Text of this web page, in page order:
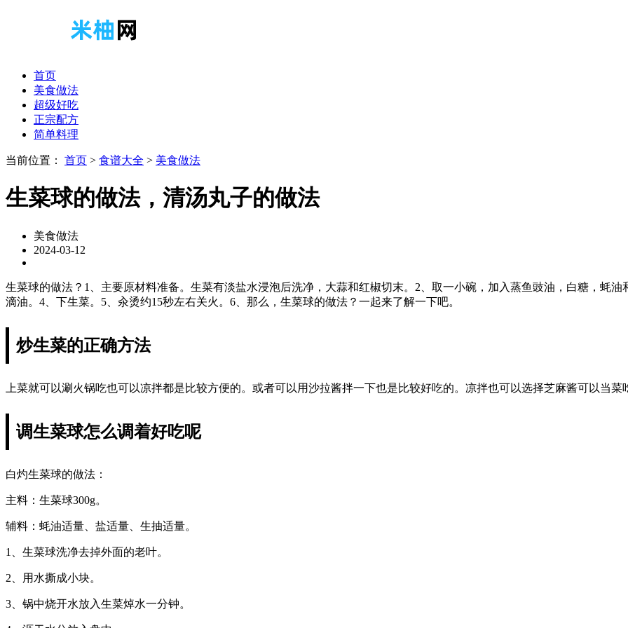
首页
美食做法
超级好吃
正宗配方
简单料理
当前位置： 首页 > 食谱大全 > 美食做法
生菜球的做法，清汤丸子的做法
美食做法
2024-03-12
生菜球的做法？1、主要原材料准备。生菜有淡盐水浸泡后洗净，大蒜和红椒切末。2、取一小碗，加入蒸鱼豉油，白糖，蚝
滴油。4、下生菜。5、汆烫约15秒左右关火。6、那么，生菜球的做法？一起来了解一下吧。
炒生菜的正确方法
上菜就可以涮火锅吃也可以凉拌都是比较方便的。或者可以用沙拉酱拌一下也是比较好吃的。凉拌也可以选择芝麻酱可以当菜
调生菜球怎么调着好吃呢
白灼生菜球的做法：
主料：生菜球300g。
辅料：蚝油适量、盐适量、生抽适量。
1、生菜球洗净去掉外面的老叶。
2、用水撕成小块。
3、锅中烧开水放入生菜焯水一分钟。